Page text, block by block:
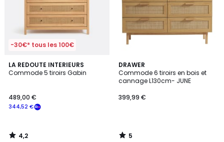
-30€* tous les 100€
LA REDOUTE INTERIEURS
Commode 5 tiroirs Gabin
344,52 €
489,00 €
4,2
/ 5
4,2
/
DRAWER
Commode 6 tiroirs en bois et
cannage L130cm- JUNE
399,99 €
5
/
5
5
/